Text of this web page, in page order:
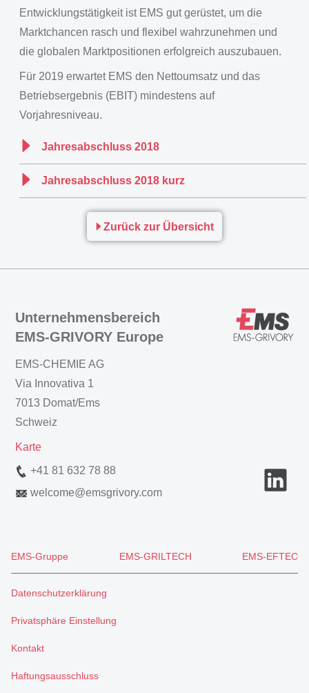
Entwicklungstätigkeit ist EMS gut gerüstet, um die
Marktchancen rasch und flexibel wahrzunehmen und
die globalen Marktpositionen erfolgreich auszubauen.
Für 2019 erwartet EMS den Nettoumsatz und das
Betriebsergebnis (EBIT) mindestens auf
Vorjahresniveau.
Jahresabschluss 2018
Jahresabschluss 2018 kurz
Zurück zur Übersicht
Unternehmensbereich
EMS-GRIVORY Europe
EMS-CHEMIE AG
Via Innovativa 1
7013 Domat/Ems
Schweiz
Karte
+41 81 632 78 88
welcome@emsgrivory.com
EMS-Gruppe EMS-GRILTECH EMS-EFTEC
Datenschutzerklärung
Privatsphäre Einstellung
Kontakt
Haftungsausschluss